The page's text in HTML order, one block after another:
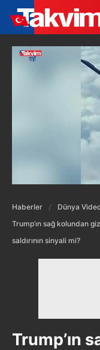
Haberler
Dünya
Trump’ın sağ kolundan
saldırının sinyali mi?
Trump’ın